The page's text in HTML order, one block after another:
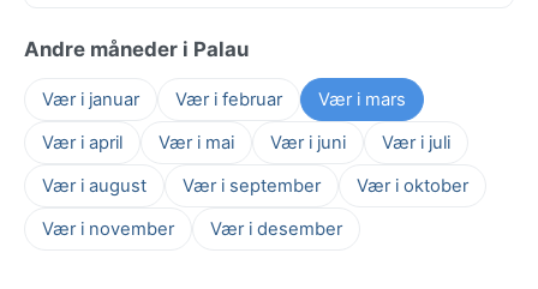
Andre måneder i Palau
Vær i januar Vær i februar
Vær i mars
Vær i april
Vær i mai Vær i juni
Vær i juli
Vær i august
Vær i september
Vær i oktober
Vær i november
Vær i desember